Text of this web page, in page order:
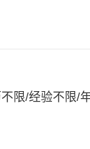
限/经验不限/